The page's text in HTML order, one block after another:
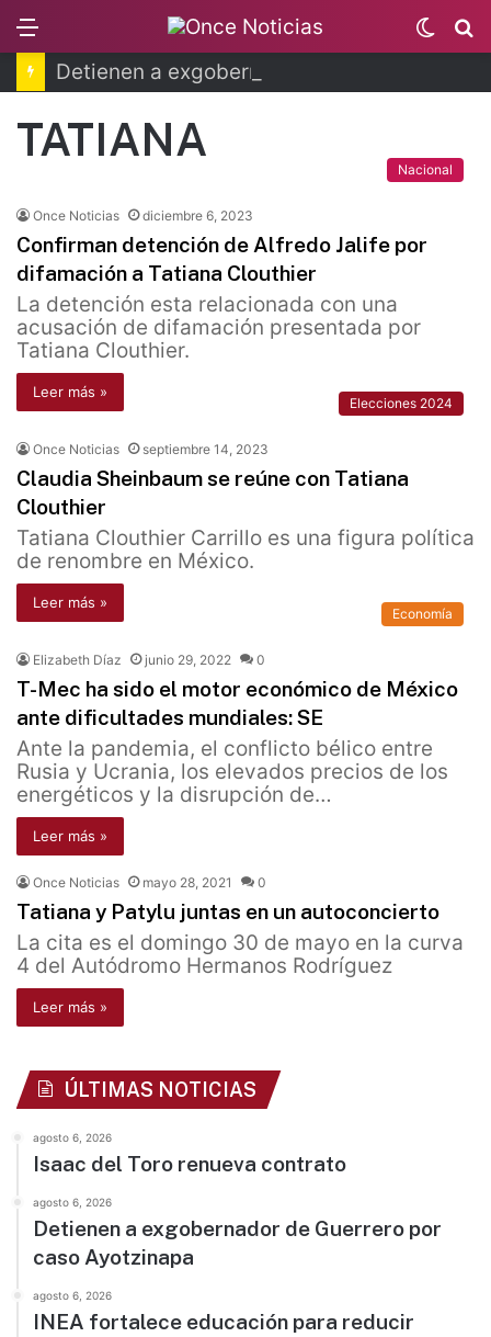
Switch
skin
TATIANA
Nacional
Once Noticias diciembre 6, 2023
Confirman detención de Alfredo Jalife por
difamación a Tatiana Clouthier
La detención esta relacionada con una
acusación de difamación presentada por
Tatiana Clouthier.
Leer más »
Elecciones 2024
Once Noticias septiembre 14, 2023
Claudia Sheinbaum se reúne con Tatiana
Clouthier
Tatiana Clouthier Carrillo es una figura política
de renombre en México.
Leer más »
Economía
Elizabeth Díaz junio 29, 2022 0
T-Mec ha sido el motor económico de México
ante dificultades mundiales: SE
Ante la pandemia, el conflicto bélico entre
Rusia y Ucrania, los elevados precios de los
energéticos y la disrupción de…
Leer más »
Once Noticias mayo 28, 2021 0
Tatiana y Patylu juntas en un autoconcierto
La cita es el domingo 30 de mayo en la curva
4 del Autódromo Hermanos Rodríguez
Leer más »
ÚLTIMAS NOTICIAS
agosto 6, 2026
Isaac del Toro renueva contrato
agosto 6, 2026
Detienen a exgobernador de Guerrero por
caso Ayotzinapa
agosto 6, 2026
INEA fortalece educación para reducir